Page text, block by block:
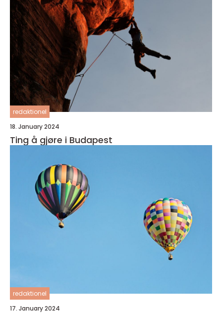
redaktionel
18. January 2024
Ting å gjøre i Budapest
redaktionel
17. January 2024